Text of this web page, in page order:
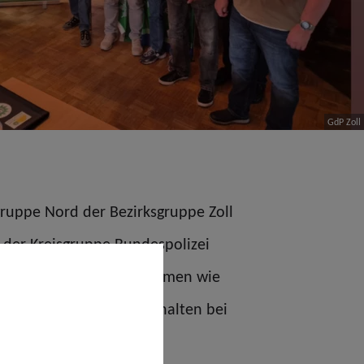
GdP Zoll
Nord der Bezirksgruppe Zoll
Kreisgruppe Bundespolizei
fanden wichtige Themen wie
und richtiges Verhalten bei